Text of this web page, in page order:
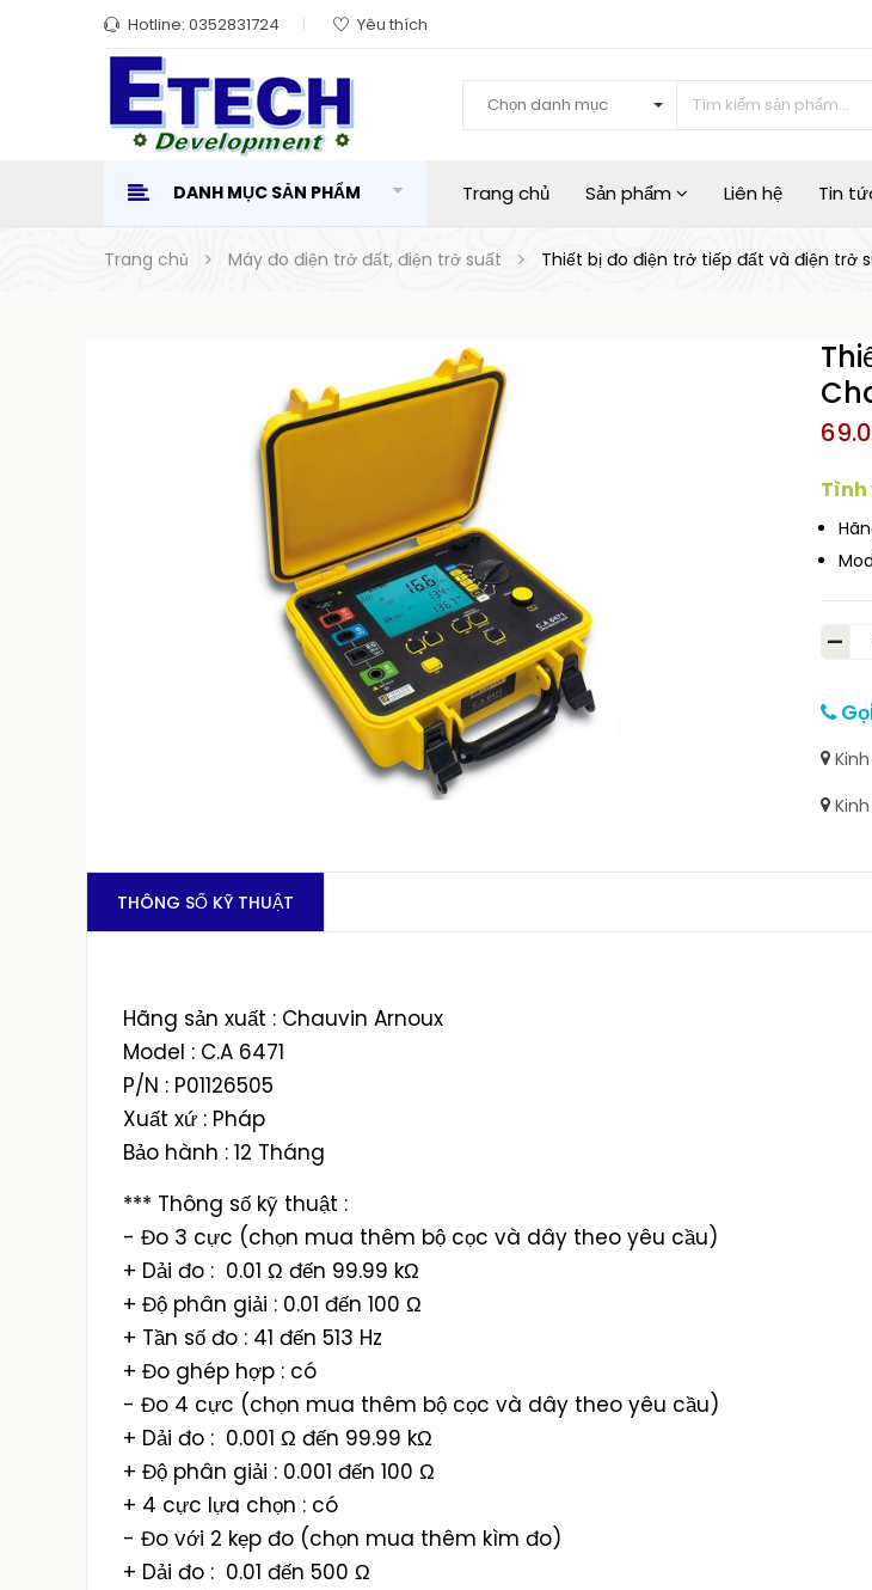
Hotline: 0352831724 Yêu thích
Chọn danh mục
DANH MỤC SẢN PHẨM Trang chủ Sản phẩm Liên hệ Tin
Trang chủ Máy đo điện trở đất, điện trở suất Thiết bị đo điện trở tiếp đất và điện trở
Tình
-
THÔNG SỐ KỸ THUẬT
Hãng sản xuất : Chauvin Arnoux
Model : C.A 6471
P/N : P01126505
Xuất xứ : Pháp
Bảo hành : 12 Tháng
*** Thông số kỹ thuật :
- Đo 3 cực (chọn mua thêm bộ cọc và dây theo yêu cầu)
+ Dải đo : 0.01 Ω đến 99.99 kΩ
+ Độ phân giải : 0.01 đến 100 Ω
+ Tần số đo : 41 đến 513 Hz
+ Đo ghép hợp : có
- Đo 4 cực (chọn mua thêm bộ cọc và dây theo yêu cầu)
+ Dải đo : 0.001 Ω đến 99.99 kΩ
+ Độ phân giải : 0.001 đến 100 Ω
+ 4 cực lựa chọn : có
- Đo với 2 kẹp đo (chọn mua thêm kìm đo)
+ Dải đo : 0.01 đến 500 Ω